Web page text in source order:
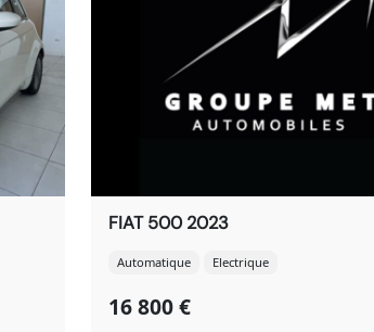
FIAT 500 2023
Automatique Electrique
16 800 €